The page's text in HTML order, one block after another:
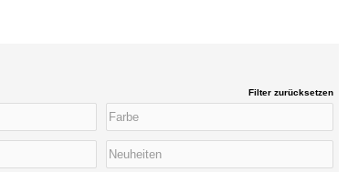
Filter zurücksetzen